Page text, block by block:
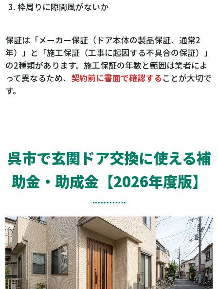
枠周りに隙間風がないか
保証は「メーカー保証（ドア本体の製品保証、通常2
年）」と「施工保証（工事に起因する不具合の保証）」
の2種類があります。施工保証の年数と範囲は業者によ
って異なるため、 契約前に書面で確認することが大切で
す。
呉市で玄関ドア交換に使える補
助金・助成金【2026年度版】